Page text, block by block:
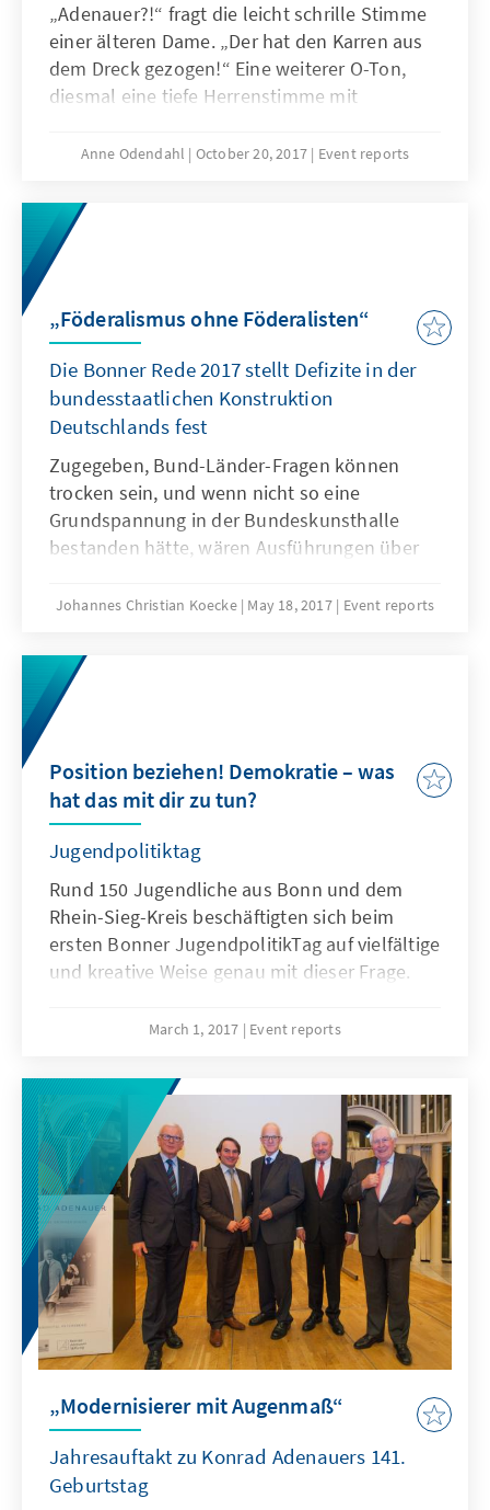
„Adenauer?!“ fragt die leicht schrille Stimme
einer älteren Dame. „Der hat den Karren aus
dem Dreck gezogen!“ Eine weiterer O-Ton,
diesmal eine tiefe Herrenstimme mit
Herrn Adenauer die letzte Ehre im Kölner Dom
gut den Typen. Adenauer war ein
bedeutender Mann“.
Anne Odendahl October 20, 2017 Event reports
„Föderalismus ohne Föderalisten“
Die Bonner Rede 2017 stellt Defizite in der
bundesstaatlichen Konstruktion
Deutschlands fest
Zugegeben, Bund-Länder-Fragen können
trocken sein, und wenn nicht so eine
Grundspannung in der Bundeskunsthalle
bestanden hätte, wären Ausführungen über
Länderfinanzausgleich und die
gewesen. Aber von Beginn an ging es bei der
Bonner Rede 2017 ums Ganze, um die
Konstruktion unseres Staates, um die vom
föderalstaatliche Gliederung und deren
Gefährdung.
Johannes Christian Koecke May 18, 2017 Event reports
Position beziehen! Demokratie – was
hat das mit dir zu tun?
Jugendpolitiktag
Rund 150 Jugendliche aus Bonn und dem
Rhein-Sieg-Kreis beschäftigten sich beim
ersten Bonner JugendpolitikTag auf vielfältige
und kreative Weise genau mit dieser Frage.
Selbstläufer sondern ein Privileg! Und sie lebt
March 1, 2017 Event reports
„Modernisierer mit Augenmaß“
Jahresauftakt zu Konrad Adenauers 141.
Geburtstag